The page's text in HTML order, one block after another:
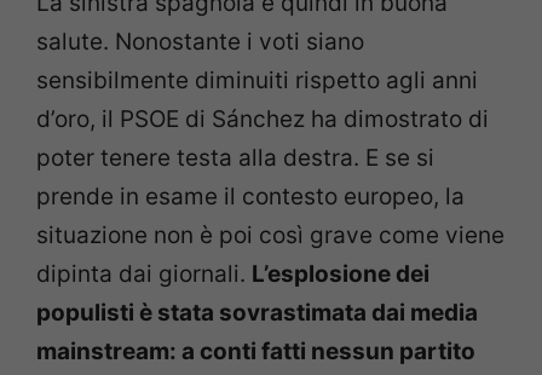
salute. Nonostante i voti siano
sensibilmente diminuiti rispetto agli anni
d’oro, il PSOE di Sánchez ha dimostrato di
poter tenere testa alla destra. E se si
prende in esame il contesto europeo, la
situazione non è poi così grave come viene
dipinta dai giornali. L’esplosione dei
populisti è stata sovrastimata dai media
mainstream: a conti fatti nessun partito